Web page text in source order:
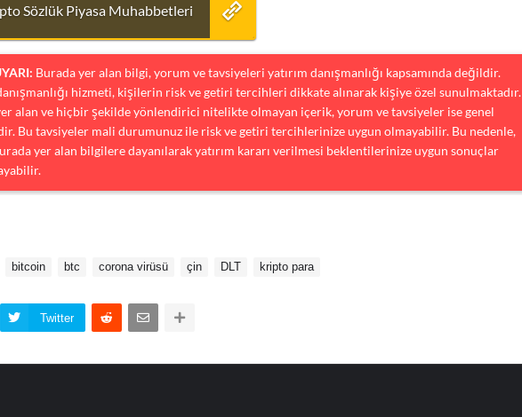
Sözlük Piyasa Muhabbetleri
Burada yer alan bilgi, yorum ve tavsiyeleri yatırım danışmanlığı kapsamında değildir.
hizmeti, kişilerin risk ve getiri tercihleri dikkate alınarak kişiye özel sunulmaktadır.
alan ve hiçbir şekilde yönlendirici nitelikte olmayan içerik, yorum ve tavsiyeler ise genel
Bu tavsiyeler mali durumunuz ile risk ve getiri tercihlerinize uygun olmayabilir. Bu nedenle,
yer alan bilgilere dayanılarak yatırım kararı verilmesi beklentilerinize uygun sonuçlar
bitcoin btc corona virüsü çin DLT kripto para
Twitter